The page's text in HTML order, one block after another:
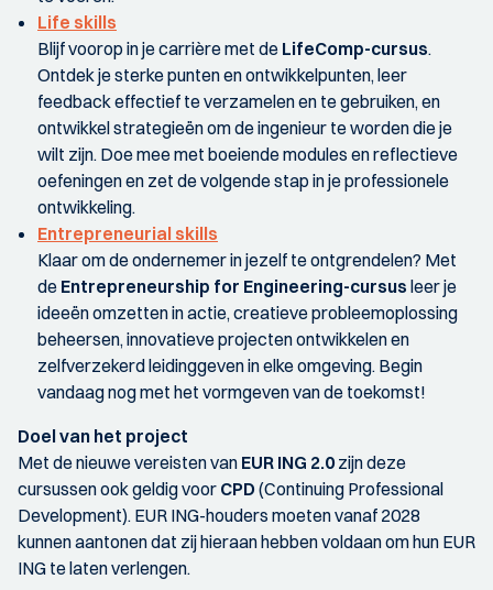
Life skills
Blijf voorop in je carrière met de LifeComp-cursus.
Ontdek je sterke punten en ontwikkelpunten, leer
feedback effectief te verzamelen en te gebruiken, en
ontwikkel strategieën om de ingenieur te worden die je
wilt zijn. Doe mee met boeiende modules en reflectieve
oefeningen en zet de volgende stap in je professionele
ontwikkeling.
Entrepreneurial skills
Klaar om de ondernemer in jezelf te ontgrendelen? Met
de Entrepreneurship for Engineering-cursus leer je
ideeën omzetten in actie, creatieve probleemoplossing
beheersen, innovatieve projecten ontwikkelen en
zelfverzekerd leidinggeven in elke omgeving. Begin
vandaag nog met het vormgeven van de toekomst!
Doel van het project
Met de nieuwe vereisten van EUR ING 2.0 zijn deze
cursussen ook geldig voor CPD (Continuing Professional
Development). EUR ING-houders moeten vanaf 2028
kunnen aantonen dat zij hieraan hebben voldaan om hun EUR
ING te laten verlengen.